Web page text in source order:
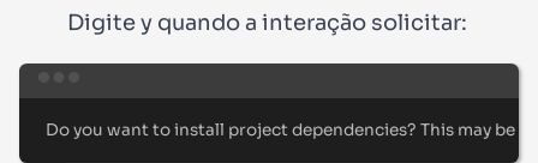
Digitey quando a interação solicitar:
Do you want to install project dependencies? This may be